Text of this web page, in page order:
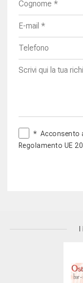
* Acconsento
Regolamento UE